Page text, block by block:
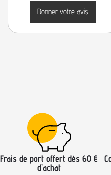
Donner votre avis
Frais de port offert dès 60 €
d’achat